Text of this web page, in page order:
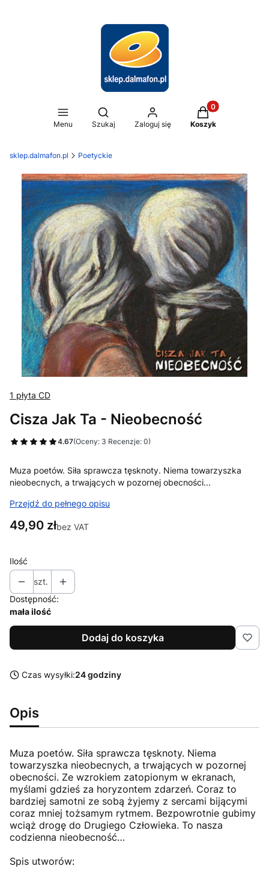
Menu
Otwórz wyszukiwarkę
Szukaj Zaloguj się
Produkty w
Koszyk
sklep.dalmafon.pl Poetyckie
1 płyta CD
Cisza Jak Ta - Nieobecność
4.67(Oceny: 3 Recenzje: 0)
Muza poetów. Siła sprawcza tęsknoty. Niema towarzyszka
nieobecnych, a trwających w pozornej obecności...
Przejdź do pełnego opisu
Cena
49,90 złbez VAT
Ilość
szt.
Dostępność:
mała ilość
Dodaj do koszyka
Czas wysyłki:24 godziny
Opis
Muza poetów. Siła sprawcza tęsknoty. Niema
towarzyszka nieobecnych, a trwających w pozornej
obecności. Ze wzrokiem zatopionym w ekranach,
myślami gdzieś za horyzontem zdarzeń. Coraz to
bardziej samotni ze sobą żyjemy z sercami bijącymi
coraz mniej tożsamym rytmem. Bezpowrotnie gubimy
wciąż drogę do Drugiego Człowieka. To nasza
codzienna nieobecność…
Spis utworów: